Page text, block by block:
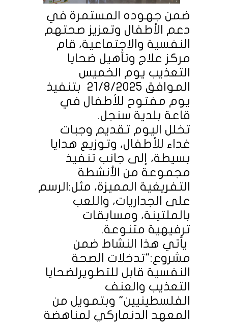
ضمن جهوده المستمرة في
دعم الأطفال وتعزيز صحتهم
النفسية والاجتماعية، قام
مركز علاج وتأهيل ضحايا
التعذيب يوم الخميس
الموافق 21/8/2025 بتنفيذ
يوم مفتوح للأطفال في
قاعة بلدية سنجل.
تخلل اليوم تقديم وجبات
غداء للأطفال، وتوزيع هدايا
بسيطة، إلى جانب تنفيذ
مجموعة من الأنشطة
التفريغية المميزة، مثل:الرسم
على الجداريات، واللعب
بالملتينة، ومسابقات
ترفيهية متنوعة.
يأتي هذا النشاط ضمن
مشروع:"تدخلات الصحة
النفسية قابل للتطويرلضحايا
التعذيب والعنف
الفلسطينيين" وبتمويل من
المعهد الدنماركي لمناهضة